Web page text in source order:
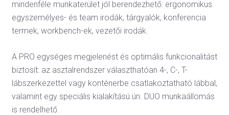
mindenféle munkaterület jól berendezhető: ergonomikus
egyszemélyes- és team irodák, tárgyalók, konferencia
termek, workbench-ek, vezetői irodák.
A PRO egységes megjelenést és optimális funkcionalitást
biztosít: az asztalrendszer választhatóan 4-, C-, T-
lábszerkezettel vagy konténerbe csatlakoztatható lábbal,
valamint egy speciális kialakítású ún. DUO munkaállomás
is rendelhető.